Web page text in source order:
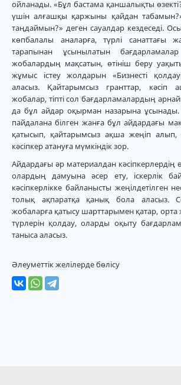
ойланады. «Бұл бастама қаншалықты
үшін алғашқы қаржыны қайдан
таңдаймын?» деген сауалдар кездеседі.
көпбалалы аналарға, түрлі санаттағы
тарапынан ұсынылатын
жобалардың мақсатын, өтініш беру
жұмыс істеу жолдарын «Бизнесті
аласыз. Қайтарымсыз гранттар, кәсіп
жобалар, тіпті сол бағдарламалардың
да бұл айдар оқырман назарына ұсынады.
пайдалана білген жанға бұл айдардағы
қатысып, қайтарымсыз ақша жеңіп
кәсіпкер атануға мүмкіндік зор.
Айдардағы әр материалдан кәсіпкерлердің
олардың дамуына әсер ету, іскерлік
кәсіпкерлікке байланысты жеңілдетілген
толық ақпаратқа қанық бола аласыз.
жобаларға қатысу шарттарымен қатар,
түрлерін қолдау, оларды оқыту
таныса аласыз.
Әлеуметтік желілерде бөлісу